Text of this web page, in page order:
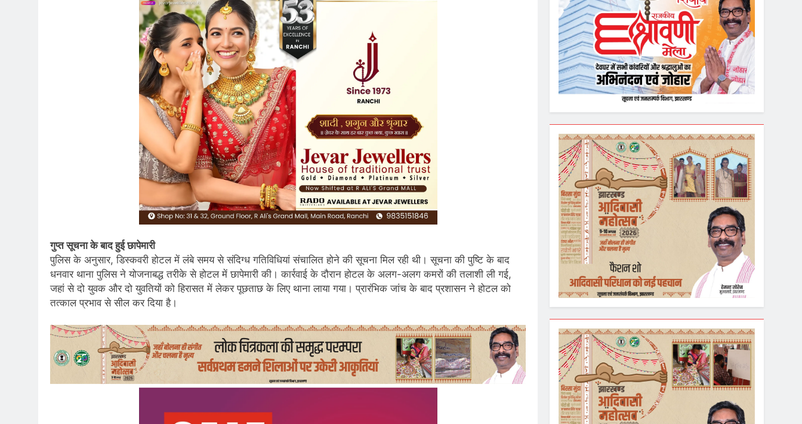
गुप्त सूचना के बाद हुई छापेमारी
पुलिस के अनुसार, डिस्कवरी होटल में लंबे समय से संदिग्ध गतिविधियां संचालित होने की सूचना मिल रही थी। सूचना की पुष्टि के बाद
धनवार थाना पुलिस ने योजनाबद्ध तरीके से होटल में छापेमारी की। कार्रवाई के दौरान होटल के अलग-अलग कमरों की तलाशी ली गई,
जहां से दो युवक और दो युवतियों को हिरासत में लेकर पूछताछ के लिए थाना लाया गया। प्रारंभिक जांच के बाद प्रशासन ने होटल को
तत्काल प्रभाव से सील कर दिया है।